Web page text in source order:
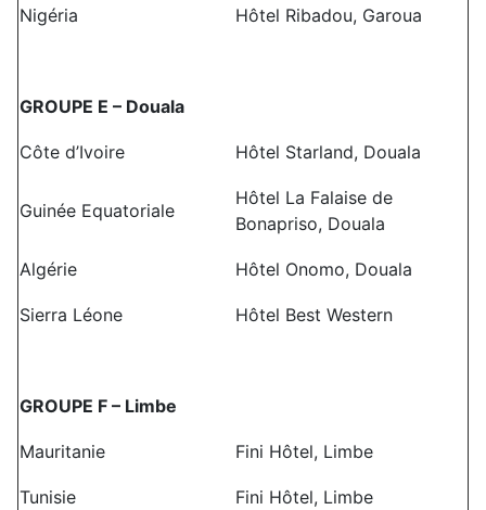
Nigéria Hôtel Ribadou, Garoua
GROUPE E – Douala
Côte d’Ivoire Hôtel Starland, Douala
Guinée Equatoriale
Hôtel La Falaise de
Bonapriso, Douala
Algérie Hôtel Onomo, Douala
Sierra Léone Hôtel Best Western
GROUPE F – Limbe
Mauritanie Fini Hôtel, Limbe
Tunisie Fini Hôtel, Limbe